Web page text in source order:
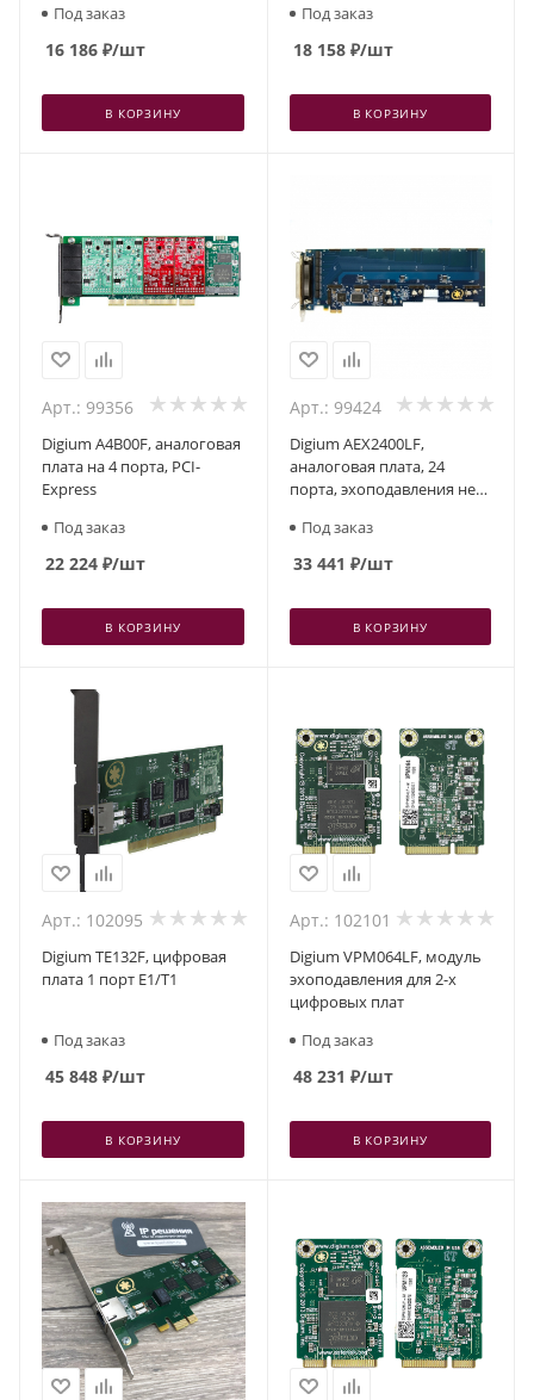
Под заказ
16 186 ₽/шт
В КОРЗИНУ
Под заказ
18 158₽/шт
В КОРЗИНУ
Арт.: 99356
Digium A4B00F, аналоговая
плата на 4 порта, PCI-
Express
Под заказ
22 224 ₽/шт
В КОРЗИНУ
Арт.: 99424
Digium AEX2400LF,
аналоговая плата, 24
порта, эхоподавления нет,
Под заказ
33 441 ₽/шт
В КОРЗИНУ
Арт.: 102095
Digium TE132F, цифровая
плата 1 порт E1/T1
Под заказ
45 848 ₽/шт
В КОРЗИНУ
Арт.: 102101
Digium VPM064LF, модуль
эхоподавления для 2-х
цифровых плат
Под заказ
48 231 ₽/шт
В КОРЗИНУ